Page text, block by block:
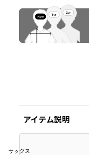
サックス
アイテム説明